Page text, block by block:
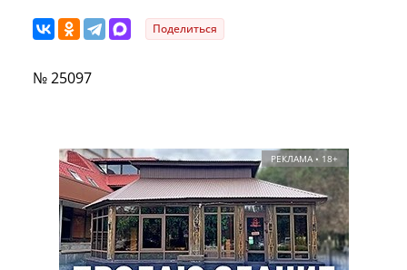
Поделиться
№ 25097
РЕКЛАМА • 18+